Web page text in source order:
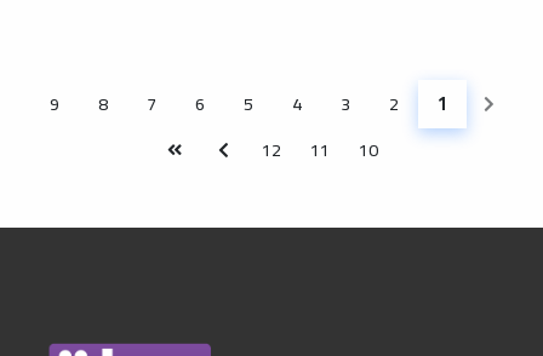
1(الصفحة الحالية)
2
3
4
5
6
7
8
9
10
11
12